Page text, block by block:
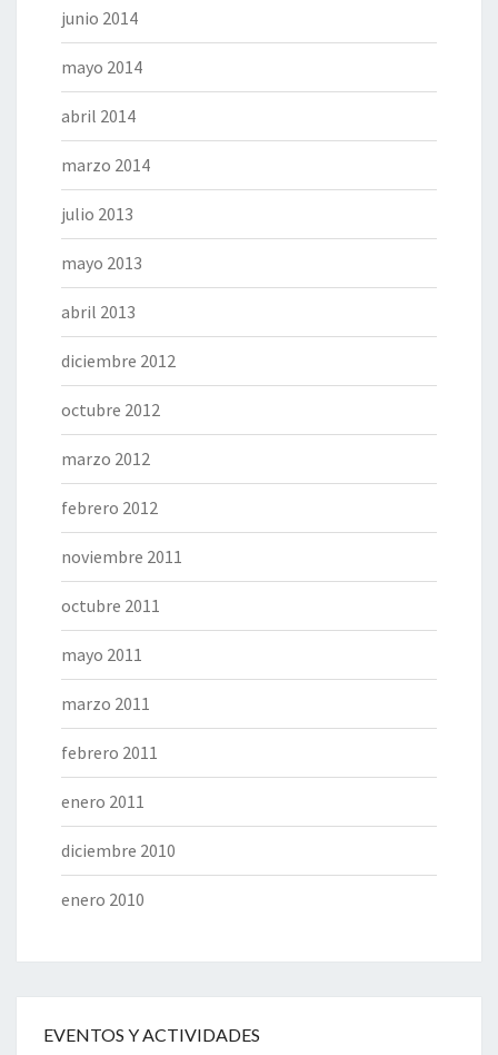
junio 2014
mayo 2014
abril 2014
marzo 2014
julio 2013
mayo 2013
abril 2013
diciembre 2012
octubre 2012
marzo 2012
febrero 2012
noviembre 2011
octubre 2011
mayo 2011
marzo 2011
febrero 2011
enero 2011
diciembre 2010
enero 2010
EVENTOS Y ACTIVIDADES